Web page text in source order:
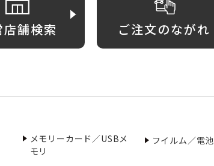
店舗検索 ご注文のながれ
メモリーカード／USBメ
モリ
フイルム／電池